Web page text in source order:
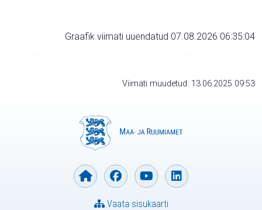
Graafik viimati uuendatud 07.08.2026 06:35:04
Viimati muudetud: 13.06.2025 09:53
Vaata sisukaarti